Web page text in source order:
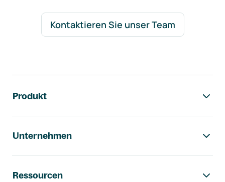
Kontaktieren Sie unser Team
Produkt
Unternehmen
Ressourcen